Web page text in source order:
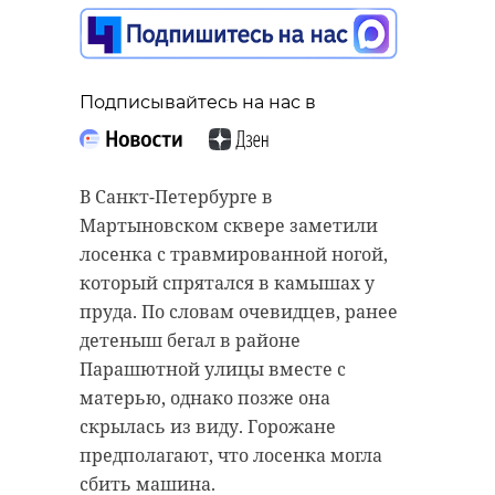
Подписывайтесь на нас в
В Санкт-Петербурге в
Мартыновском сквере заметили
лосенка с травмированной ногой,
который спрятался в камышах у
пруда. По словам очевидцев, ранее
детеныш бегал в районе
Парашютной улицы вместе с
матерью, однако позже она
скрылась из виду. Горожане
предполагают, что лосенка могла
сбить машина.
Подписывайтесь на нас в
Днем в понедельник, 18 мая,
сотрудники полиции задержали
двух мужчин в лесном массиве
возле деревни Рохма
(Всеволожский район
Ленобласти). В момент появления
оперативников они выкапывали
из земли пакет с неизвестным
веществом.
Подписывайтесь на нас в
Когда активированный уголь не
помог, в ход пошла пневматика. В
полицию Калининского района
обратилась петербурженка,
которая пожаловалась на стрелка
на Меньшиковском проспекте.
По словам женщины, она шла
вдоль дома с друзьями, когда